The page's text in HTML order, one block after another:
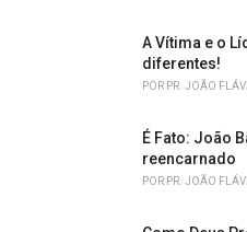
A Vítima e o
diferentes!
POR PR. JOÃO
É Fato: João
reencarnado
POR PR. JOÃO